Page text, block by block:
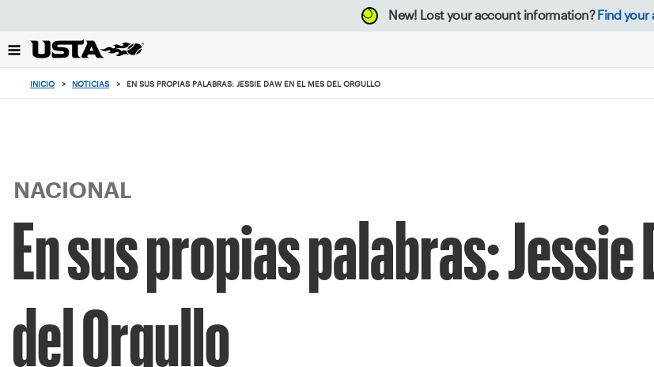
el
botón
New! Lost your account information? Find your
INICIO > NOTICIAS > EN SUS PROPIAS PALABRAS: JESSIE DAW EN EL MES DEL ORGULLO
NACIONAL
En sus propias palabras: Jessie
del Orgullo